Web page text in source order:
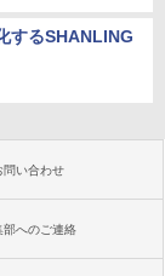
するSHANLING
問い合わせ
部へのご連絡